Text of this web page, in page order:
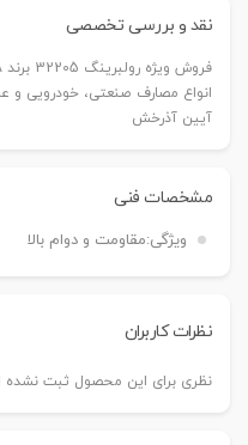
نقد و بررسی تخصصی
انواع مصارف صنعتی، خودرویی و
آیین آذرخش
مشخصات فنی
ویژگی:مقاومت و دوام بالا
نظرات کاربران
نظری برای این محصول ثبت نشده